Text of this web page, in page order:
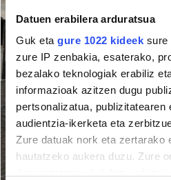
Datuen erabilera arduratsua
Guk eta gure 1022 kideek sure
zure IP zenbakia, esaterako,
bezalako teknologiak erabiliz
informazioak azitzen dugu
pertsonalizatua, publizitatearen
audientzia-ikerketa eta
Zure datuak nork eta zertarako
hautatzeko aukera duzu. Zure